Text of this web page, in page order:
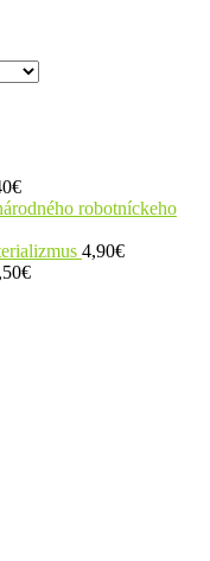
€
robotníckeho
4,90€
€